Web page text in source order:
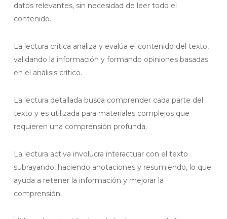
datos relevantes, sin necesidad de leer todo el
contenido.
La lectura crítica analiza y evalúa el contenido del texto,
validando la información y formando opiniones basadas
en el análisis crítico.
La lectura detallada busca comprender cada parte del
texto y es utilizada para materiales complejos que
requieren una comprensión profunda.
La lectura activa involucra interactuar con el texto
subrayando, haciendo anotaciones y resumiendo, lo que
ayuda a retener la información y mejorar la
comprensión.